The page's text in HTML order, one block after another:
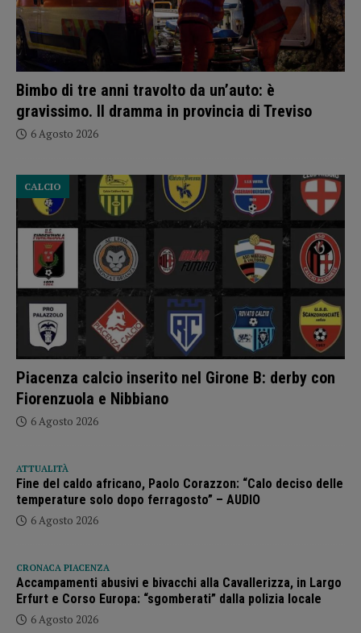
Bimbo di tre anni travolto da un’auto: è
gravissimo. Il dramma in provincia di Treviso
6 Agosto 2026
Piacenza calcio inserito nel Girone B: derby con
Fiorenzuola e Nibbiano
CALCIO
6 Agosto 2026
ATTUALITÀ
Fine del caldo africano, Paolo Corazzon: “Calo deciso delle
temperature solo dopo ferragosto” – AUDIO
6 Agosto 2026
CRONACA PIACENZA
Accampamenti abusivi e bivacchi alla Cavallerizza, in Largo
Erfurt e Corso Europa: “sgomberati” dalla polizia locale
6 Agosto 2026